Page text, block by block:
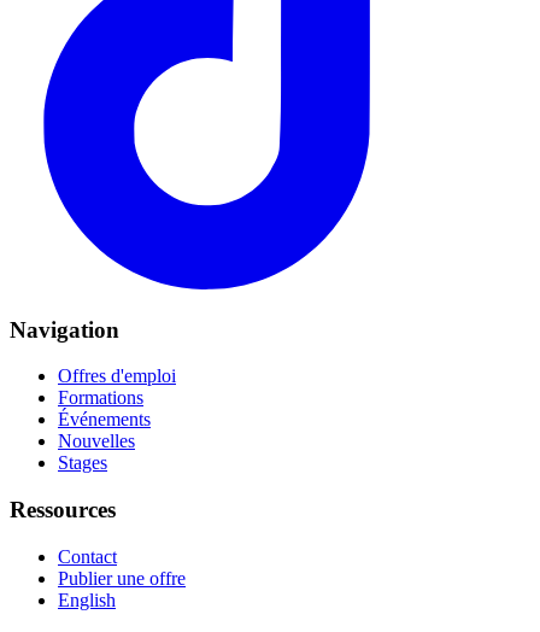
Navigation
Offres d'emploi
Formations
Événements
Nouvelles
Stages
Ressources
Contact
Publier une offre
English